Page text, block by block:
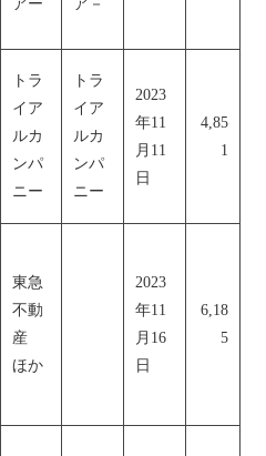
アー
ア－
トラ
イア
ルカ
ンパ
ニー
トラ
イア
ルカ
ンパ
ニー
2023
年11
月11
日
4,85
1
東急
不動
産
ほか
2023
年11
月16
日
6,18
5